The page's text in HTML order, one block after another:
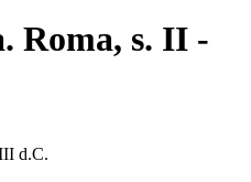
Roma, s. II -
d.C.